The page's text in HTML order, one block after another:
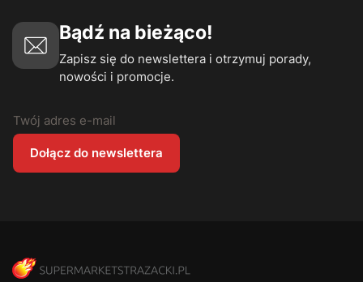
Bądź na bieżąco!
Zapisz się do newslettera i otrzymuj porady,
nowości i promocje.
Twój adres e-mail
Dołącz do newslettera